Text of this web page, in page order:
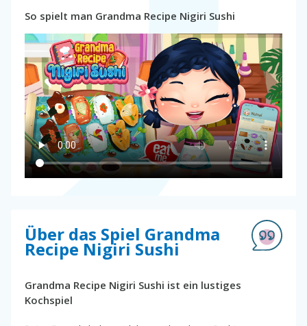
So spielt man Grandma Recipe Nigiri Sushi
Über das Spiel Grandma
Recipe Nigiri Sushi
Grandma Recipe Nigiri Sushi ist ein lustiges
Kochspiel